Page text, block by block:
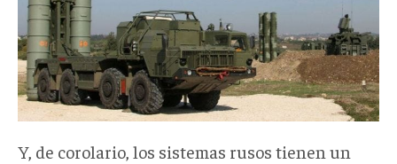
Y, de corolario, los sistemas rusos tienen un